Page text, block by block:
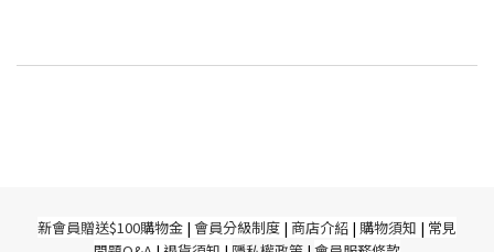
新會員贈送$100購物金 | 會員分級制度 | 商店介紹 | 購物須知 | 常見